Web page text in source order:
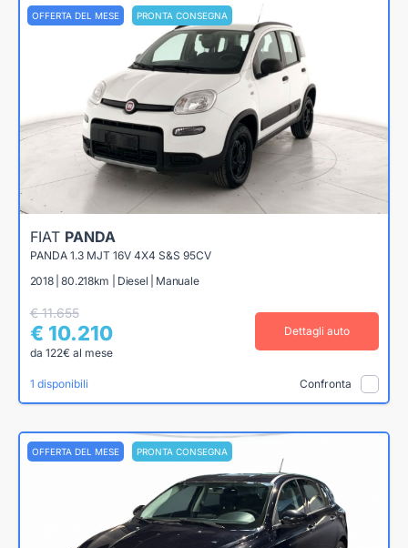
OFFERTA DEL MESE PRONTA CONSEGNA
FIAT PANDA
PANDA 1.3 MJT 16V 4X4 S&S 95CV
2018 | 80.218km | Diesel | Manuale
€ 11.655
€ 10.210
da 122€ al mese
Dettagli auto
1 disponibili Confronta
OFFERTA DEL MESE PRONTA CONSEGNA